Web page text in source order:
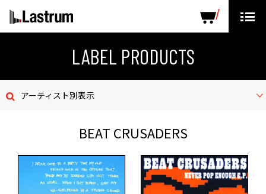
LABEL PRODUCTS
デモテープ
LABEL PRODUCTS
アーティスト別表示
BEAT CRUSADERS